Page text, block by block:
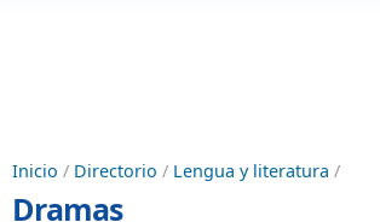
Inicio / Directorio / Lengua y literatura /
Dramas